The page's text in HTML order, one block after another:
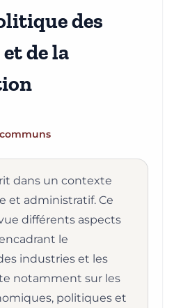
des
de la
dans un contexte
et administratif. Ce
différents aspects
le
industries et les
notamment sur les
politiques et